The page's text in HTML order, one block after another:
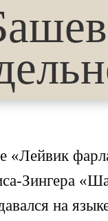
«Лейвик
Зингера
на